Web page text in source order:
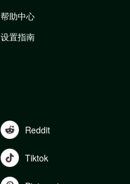
帮助中心
设置指南
Reddit
Tiktok